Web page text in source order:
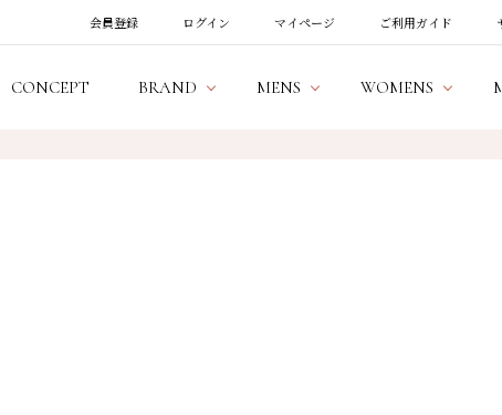
会員登録 ログイン マイページ ご利用ガイド
CONCEPT BRAND MENS WOMENS